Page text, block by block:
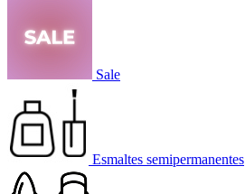
Sale
Esmaltes semipermanentes